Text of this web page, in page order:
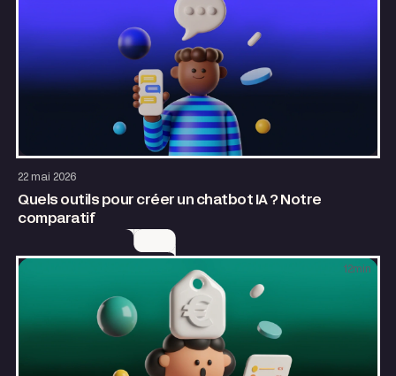
22 mai 2026
Quels outils pour créer un chatbot IA ? Notre
comparatif
12 min